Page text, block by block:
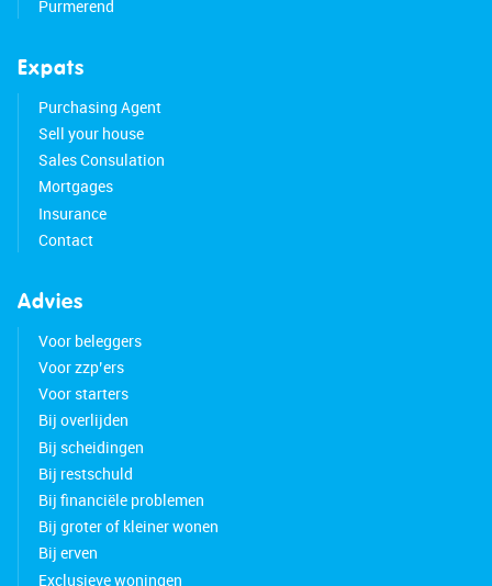
Purmerend
Expats
Purchasing Agent
Sell your house
Sales Consulation
Mortgages
Insurance
Contact
Advies
Voor beleggers
Voor zzp’ers
Voor starters
Bij overlijden
Bij scheidingen
Bij restschuld
Bij financiële problemen
Bij groter of kleiner wonen
Bij erven
Exclusieve woningen